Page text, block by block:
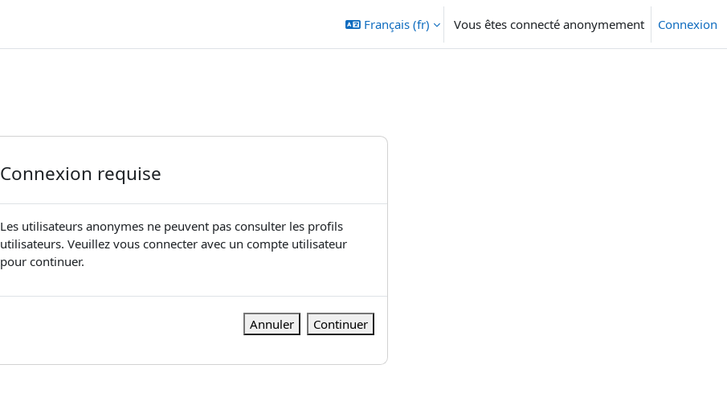
Français ‎(fr)‎ Vous êtes connecté anonymement Connexion
Connexion requise
Les utilisateurs anonymes ne peuvent pas consulter les profils
utilisateurs. Veuillez vous connecter avec un compte utilisateur
pour continuer.
Annuler Continuer